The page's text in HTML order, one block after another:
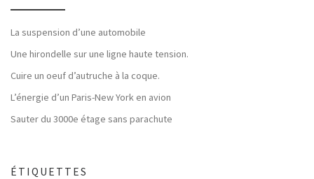
La suspension d’une automobile
Une hirondelle sur une ligne haute tension.
Cuire un oeuf d’autruche à la coque.
L’énergie d’un Paris-New York en avion
Sauter du 3000e étage sans parachute
ÉTIQUETTES